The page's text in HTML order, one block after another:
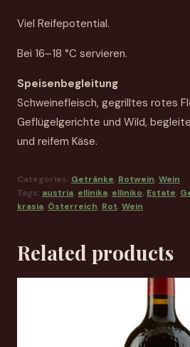
Viel Reifepotential.
Bei 16–18 °C servieren.
Speisenbegleitung
Schweinefleisch, gegrilltes rotes
Geflügelgerichte und Wild,
und reifem Käse.
Categories: Getränke, Rotwein, Wein
Tags: austria, ellinika, elliniko, Estate,
krasia, Österreich, Rot, Wein
Related products